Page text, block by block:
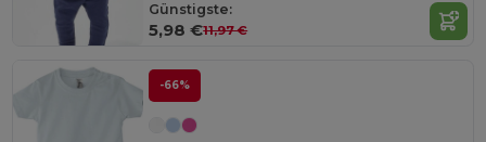
Günstigste:
5,98 €11,97 €
-66%